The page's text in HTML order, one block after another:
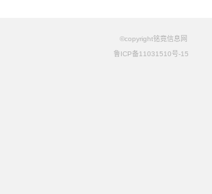
©copyright铭竟信息网
鲁ICP备11031510号-15